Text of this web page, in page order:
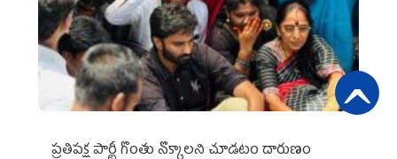
ప్రతిపక్ష పార్టీ గొంతు నొక్కాలని చూడటం దారుణం